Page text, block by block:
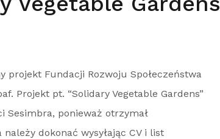
projekt Fundacji Rozwoju Społeczeństwa
Projekt pt. “Solidary Vegetable Gardens”
Sesimbra, ponieważ otrzymał
dokonać wysyłając CV i list